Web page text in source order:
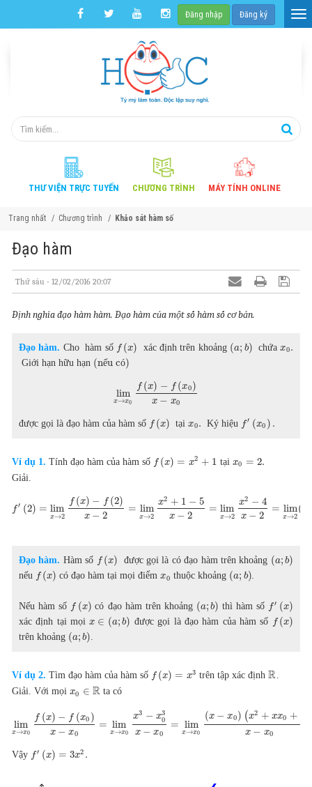
Đăng nhập Đăng ký
THƯ VIỆN TRỰC TUYẾN CHƯƠNG TRÌNH MÁY TÍNH ONLINE
Trang nhất Chương trình Khảo sát hàm số
Đạo hàm
Thứ sáu - 12/02/2016 20:07
Định nghia đạo hàm hàm. Đạo hàm của một số hàm số cơ bản.
Đạo hàm. Cho hàm số f (x) xác định trên khoảng (a; b) chứax0.
Giới hạn hữu hạn (nếu có)
lim
x→x0
f (x) − f (x0)
x − x0
được gọi là đạo hàm của hàm số f (x) tạix0. Ký hiệu f′ (x0 ) .
Ví dụ 1. Tính đạo hàm của hàm số f (x) = x2 + 1 tại x0 = 2.
Giải.
f′ (2) = lim
x→2
f (x) − f (2)
x − 2
= lim
x→2
x2 + 1 − 5
x − 2
= lim
x→2
x2 − 4
x − 2
= lim
x→2
(
Đạo hàm. Hàm số f (x) được gọi là có đạo hàm trên khoảng (a; b)
nếu f (x) có đạo hàm tại mọi điểmx0 thuộc khoảng (a; b).
Nếu hàm số f (x) có đạo hàm trên khoảng (a; b) thì hàm số f′ (x)
xác định tại mọix ∈ (a; b) được gọi là đạo hàm của hàm số f (x)
trên khoảng (a; b).
Ví dụ 2. Tìm đạo hàm của hàm số f (x) = x3 trên tập xác địnhR.
Giải. Với mọi x0 ∈ R ta có
lim
x→x0
f (x) − f (x0 )
x − x0
= lim
x→x0
x3 − x3
0
x − x0
= lim
x→x0
(x − x0) (x2 + xx0 +
x − x0
Vậy f′ (x) = 3x2 .